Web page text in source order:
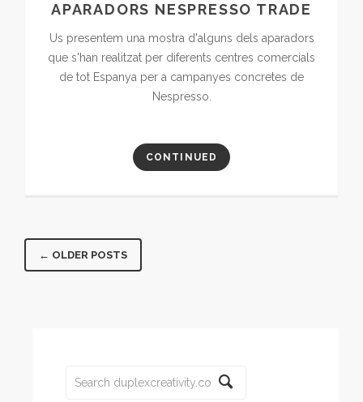
APARADORS NESPRESSO TRADE
Us presentem una mostra d'alguns dels aparadors
que s'han realitzat per diferents centres comercials
de tot Espanya per a campanyes concretes de
Nespresso.
CONTINUED
← OLDER POSTS